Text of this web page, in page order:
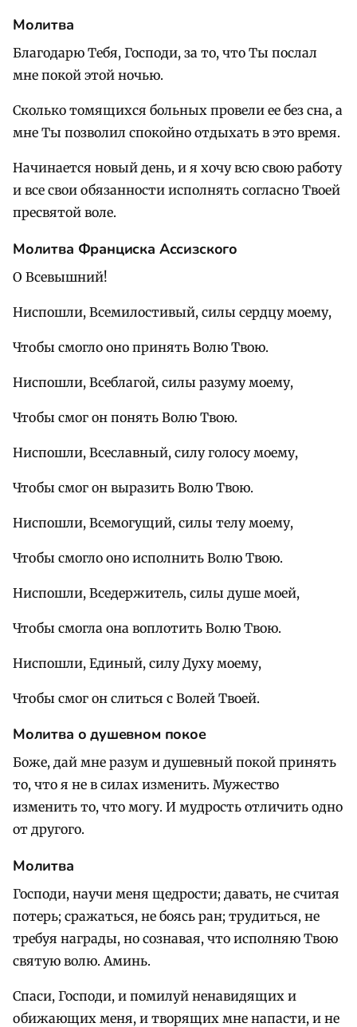
Молитва
Благодарю Тебя, Господи, за то, что Ты послал
мне покой этой ночью.
Сколько томящихся больных провели ее без сна, а
мне Ты позволил спокойно отдыхать в это время.
Начинается новый день, и я хочу всю свою работу
и все свои обязанности исполнять согласно Твоей
пресвятой воле.
Молитва Франциска Ассизского
О Всевышний!
Ниспошли, Всемилостивый, силы сердцу моему,
Чтобы смогло оно принять Волю Твою.
Ниспошли, Всеблагой, силы разуму моему,
Чтобы смог он понять Волю Твою.
Ниспошли, Всеславный, силу голосу моему,
Чтобы смог он выразить Волю Твою.
Ниспошли, Всемогущий, силы телу моему,
Чтобы смогло оно исполнить Волю Твою.
Ниспошли, Вседержитель, силы душе моей,
Чтобы смогла она воплотить Волю Твою.
Ниспошли, Единый, силу Духу моему,
Чтобы смог он слиться с Волей Твоей.
Молитва о душевном покое
Боже, дай мне разум и душевный покой принять
то, что я не в силах изменить. Мужество
изменить то, что могу. И мудрость отличить одно
от другого.
Молитва
Господи, научи меня щедрости; давать, не считая
потерь; сражаться, не боясь ран; трудиться, не
требуя награды, но сознавая, что исполняю Твою
святую волю. Аминь.
Спаси, Господи, и помилуй ненавидящих и
обижающих меня, и творящих мне напасти, и не